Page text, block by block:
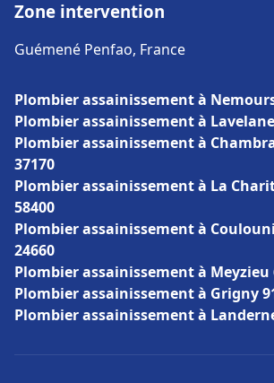
Zone intervention
Guémené Penfao, France
Plombier assainissement à
Plombier assainissement à
Plombier assainissement à
37170
Plombier assainissement à La
58400
Plombier assainissement à
24660
Plombier assainissement à Meyzieu
Plombier assainissement à Grigny
Plombier assainissement à